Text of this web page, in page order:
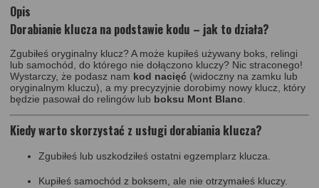
Opis
Dorabianie klucza na podstawie kodu – jak to działa?
Zgubiłeś oryginalny klucz? A może kupiłeś używany boks, relingi
lub samochód, do którego nie dołączono kluczy? Nic straconego!
Wystarczy, że podasz nam kod nacięć (widoczny na zamku lub
oryginalnym kluczu), a my precyzyjnie dorobimy nowy klucz, który
będzie pasował do relingów lub boksu Mont Blanc.
Kiedy warto skorzystać z usługi dorabiania klucza?
Zgubiłeś lub uszkodziłeś ostatni egzemplarz klucza.
Kupiłeś samochód z boksem, ale nie otrzymałeś kluczy.